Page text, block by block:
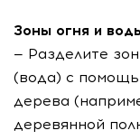
Зоны огня и
— Разделите
(вода) с
дерева
деревянной